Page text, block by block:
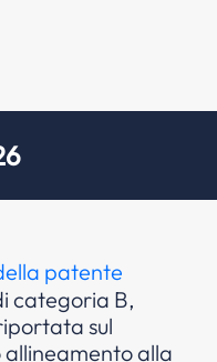
patente
categoria B,
sul
allineamento alla